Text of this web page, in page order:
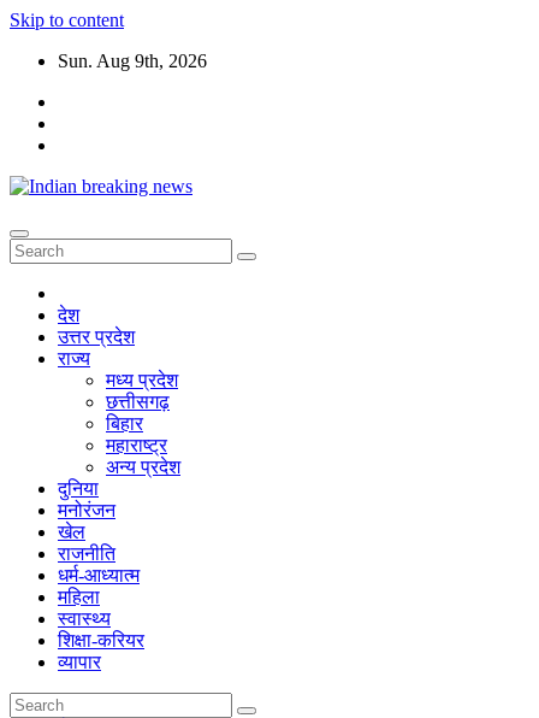
Skip to content
Sun. Aug 9th, 2026
देश
उत्तर प्रदेश
राज्य
मध्य प्रदेश
छत्तीसगढ़
बिहार
महाराष्ट्र
अन्य प्रदेश
दुनिया
मनोरंजन
खेल
राजनीति
धर्म-आध्यात्म
महिला
स्वास्थ्य
शिक्षा-करियर
व्यापार